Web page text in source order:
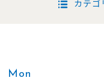
カテゴ
Mon